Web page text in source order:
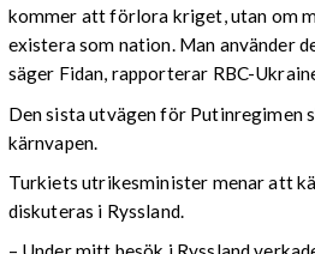
kommer att förlora kriget, utan om
existera som nation. Man använder
säger Fidan, rapporterar RBC-
Den sista utvägen för Putinregimen
kärnvapen.
Turkiets utrikesminister menar att
diskuteras i Ryssland.